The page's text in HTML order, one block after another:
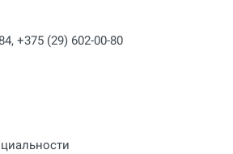
, +375 (29) 602-00-80